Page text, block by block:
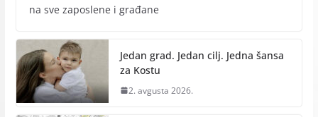
na sve zaposlene i građane
Jedan grad. Jedan cilj. Jedna šansa
za Kostu
2. avgusta 2026.